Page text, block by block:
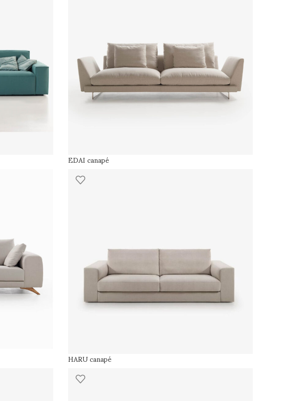
EDAI canapé
HARU canapé